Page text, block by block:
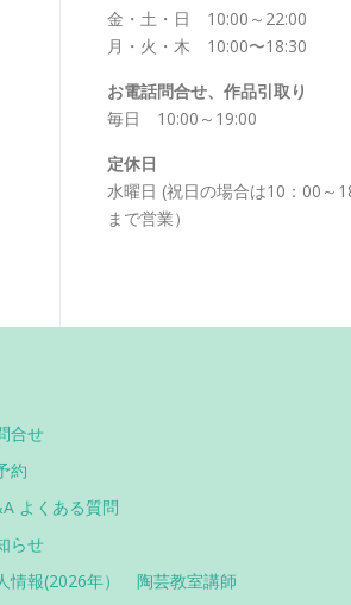
金・土・日 10:00～22:00
月・火・木 10:00〜18:30
お電話問合せ、作品引取り
毎日 10:00～19:00
定休日
水曜日 (祝日の場合は10：00～
まで営業）
合せ
約
よくある質問
らせ
情報(2026年） 陶芸教室講師